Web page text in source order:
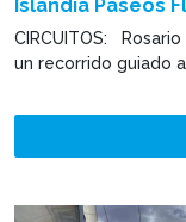
Islandia Paseos
CIRCUITOS:
un recorrido guiado